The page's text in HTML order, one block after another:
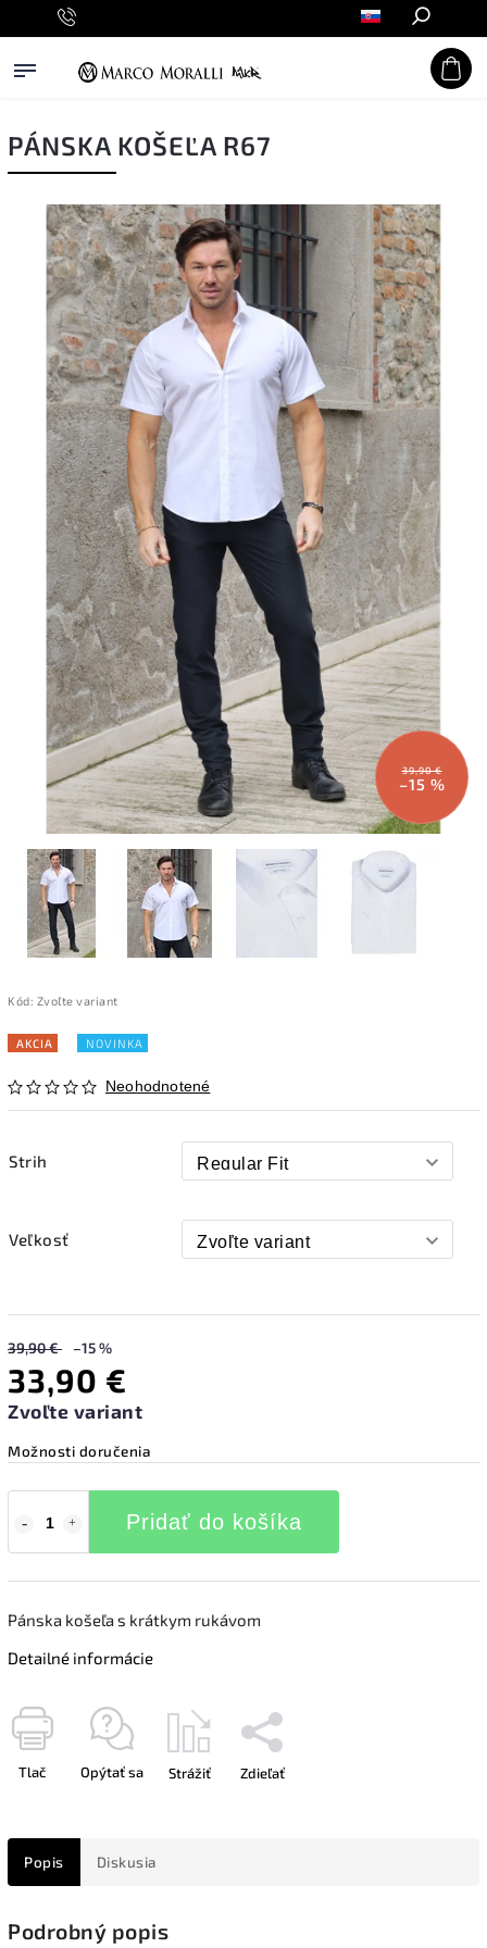
Hľadať
PÁNSKA KOŠEĽA R67
39,90 €
–15 %
Kód: Zvoľte variant
AKCIA NOVINKA
Neohodnotené
Strih
Veľkosť
39,90 € –15 %
33,90 €
Zvoľte variant
Možnosti doručenia
Pridať do košíka
Pánska košeľa s krátkym rukávom
Detailné informácie
Tlač Opýtať sa Strážiť Zdieľať
Popis Diskusia
Podrobný popis